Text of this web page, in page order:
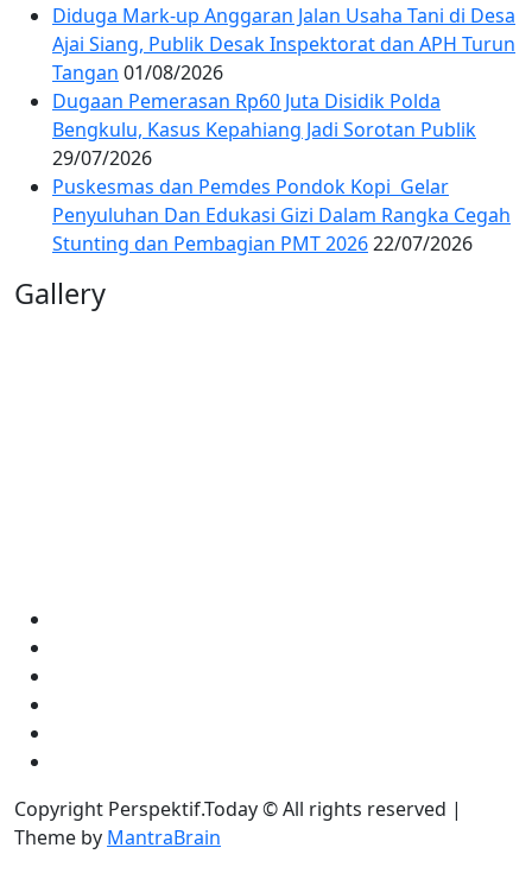
Diduga Mark-up Anggaran Jalan Usaha Tani di Desa
Ajai Siang, Publik Desak Inspektorat dan APH Turun
Tangan 01/08/2026
Dugaan Pemerasan Rp60 Juta Disidik Polda
Bengkulu, Kasus Kepahiang Jadi Sorotan Publik
29/07/2026
Puskesmas dan Pemdes Pondok Kopi Gelar
Penyuluhan Dan Edukasi Gizi Dalam Rangka Cegah
Stunting dan Pembagian PMT 202622/07/2026
Gallery
Copyright Perspektif.Today © All rights reserved |
Theme by MantraBrain